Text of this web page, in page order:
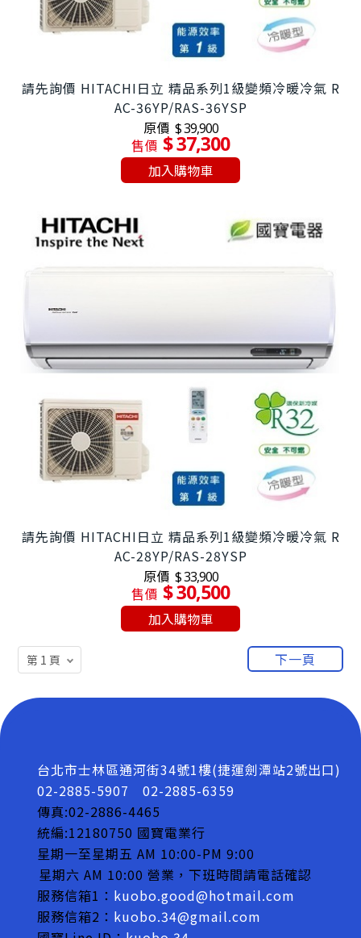
請先詢價 HITACHI日立 精品系列1級變頻冷暖冷氣 R
AC-36YP/RAS-36YSP
原價 $ 39,900
售價 $ 37,300
加入購物車
請先詢價 HITACHI日立 精品系列1級變頻冷暖冷氣 R
AC-28YP/RAS-28YSP
原價 $ 33,900
售價 $ 30,500
加入購物車
下一頁
台北市士林區通河街34號1樓(捷運劍潭站2號出口)
02-2885-5907
02-2885-6359
傳真:02-2886-4465
統編:12180750 國寶電業行
星期一至星期五 AM 10:00-PM 9:00
星期六 AM 10:00 營業，下班時間請電話確認
服務信箱1： kuobo.good@hotmail.com
服務信箱2： kuobo.34@gmail.com